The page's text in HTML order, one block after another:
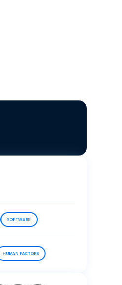
SOFTWARE
HUMAN FACTORS